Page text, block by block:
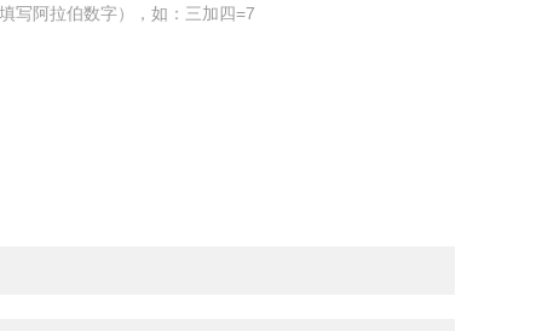
写阿拉伯数字），如：三加四=7